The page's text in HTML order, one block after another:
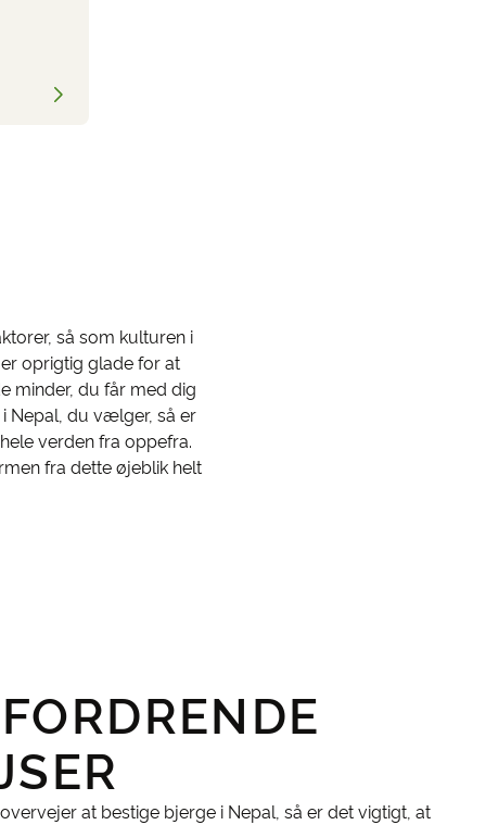
så som kulturen i
oprigtig glade for at
minder, du får med dig
Nepal, du vælger, så er
verden fra oppefra.
fra dette øjeblik helt
at bestige bjerge i Nepal, så er det vigtigt, at